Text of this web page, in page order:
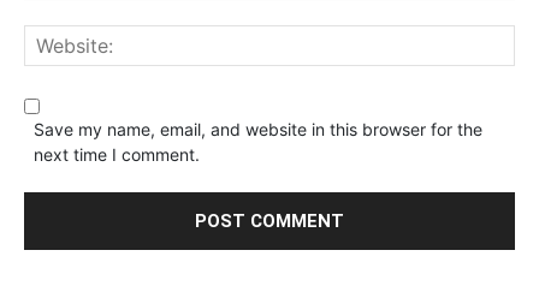
Save my name, email, and website in this browser for the
next time I comment.